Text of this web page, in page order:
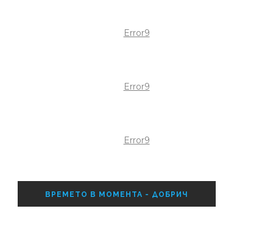
Error9
Error9
Error9
ВРЕМЕТО В МОМЕНТА - ДОБРИЧ